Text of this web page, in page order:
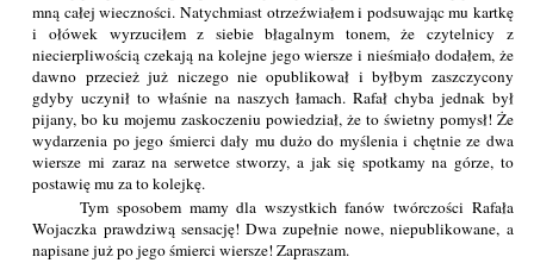
mną całej wieczności. Natychmiast otrzeźwiałem i podsuwając mu kartkę
i ołówek wyrzuciłem z siebie błagalnym tonem, że czytelnicy z
niecierpliwością czekają na kolejne jego wiersze i nieśmiało dodałem, że
dawno przecież już niczego nie opublikował i byłbym zaszczycony
gdyby uczynił to właśnie na naszych łamach. Rafał chyba jednak był
pijany, bo ku mojemu zaskoczeniu powiedział, że to świetny pomysł! Że
wydarzenia po jego śmierci dały mu dużo do myślenia i chętnie ze dwa
wiersze mi zaraz na serwetce stworzy, a jak się spotkamy na górze, to
postawię mu za to kolejkę.
Tym sposobem mamy dla wszystkich fanów twórczości Rafała
Wojaczka prawdziwą sensację! Dwa zupełnie nowe, niepublikowane, a
napisane już po jego śmierci wiersze! Zapraszam.